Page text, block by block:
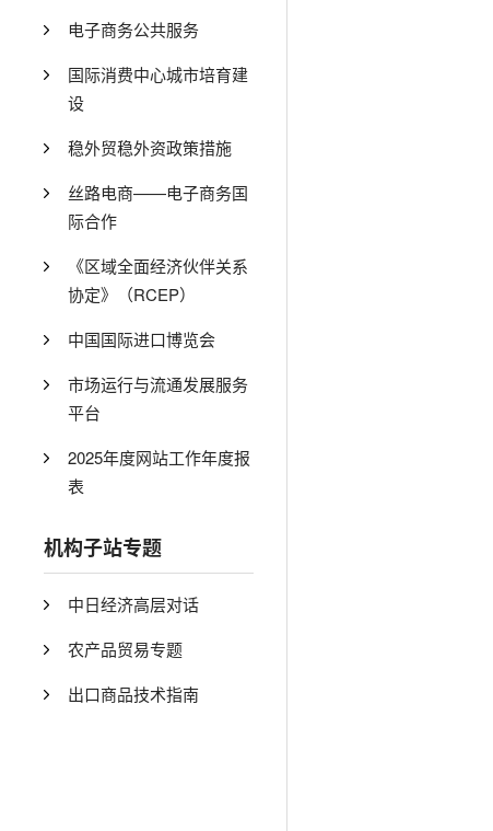
电子商务公共服务
国际消费中心城市培育建
设
稳外贸稳外资政策措施
丝路电商——电子商务国
际合作
《区域全面经济伙伴关系
协定》（RCEP）
中国国际进口博览会
市场运行与流通发展服务
平台
2025年度网站工作年度报
表
机构子站专题
中日经济高层对话
农产品贸易专题
出口商品技术指南